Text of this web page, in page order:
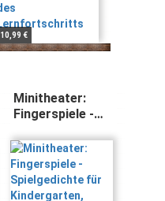
10,99 €
Minitheater:
Fingerspiele -
für
Kindergarten,
Schule und zu
Hause